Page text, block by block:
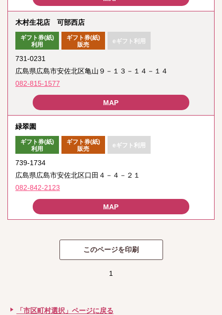
木村生花店 可部西店
ギフト券(紙)
利用
ギフト券(紙)
販売
eギフト利用
731-0231
広島県広島市安佐北区亀山９－１３－１４－１４
082-815-1577
緑翠園
ギフト券(紙)
利用
ギフト券(紙)
販売
eギフト利用
739-1734
広島県広島市安佐北区口田４－４－２１
082-842-2123
1
「市区町村選択」ページに戻る